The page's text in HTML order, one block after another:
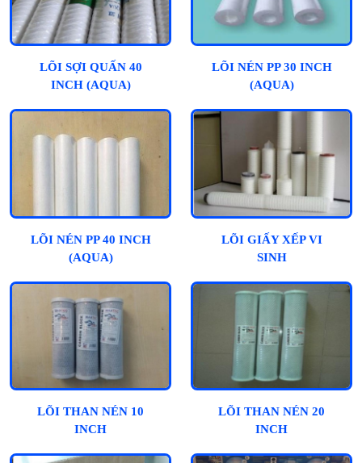
LÕI SỢI QUẤN 40
INCH (AQUA)
LÕI NÉN PP 30 INCH
(AQUA)
LÕI NÉN PP 40 INCH
(AQUA)
LÕI GIẤY XẾP VI
SINH
LÕI THAN NÉN 10
INCH
LÕI THAN NÉN 20
INCH